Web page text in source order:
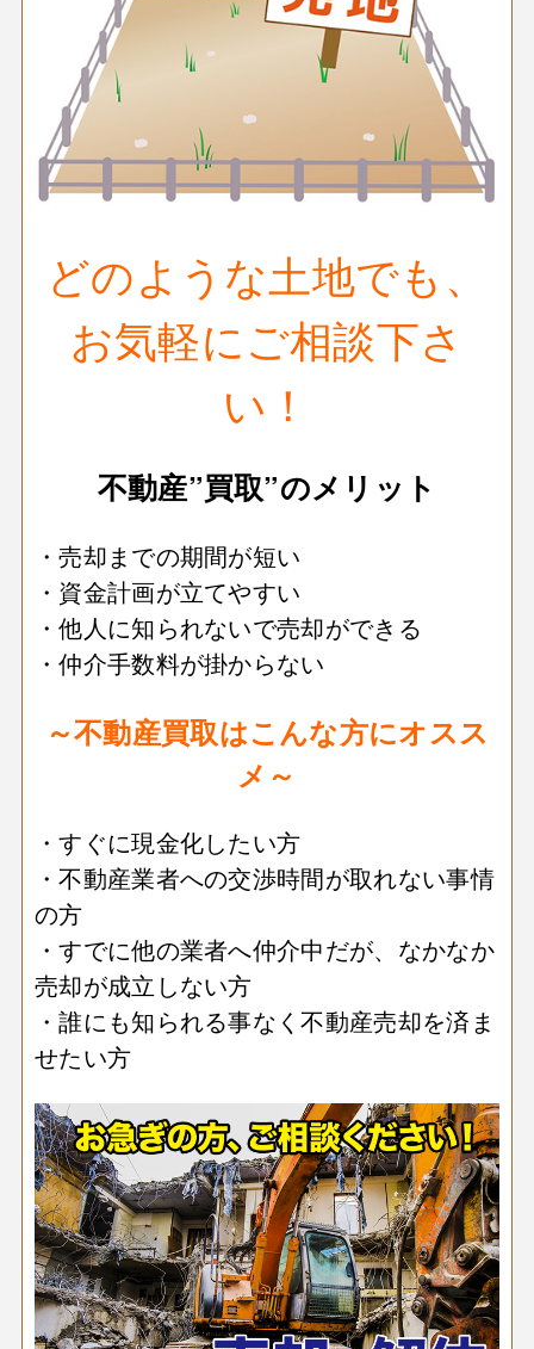
どのような土地でも、
お気軽にご相談下さ
い！
不動産”買取”のメリット
・売却までの期間が短い
・資金計画が立てやすい
・他人に知られないで売却ができる
・仲介手数料が掛からない
～不動産買取はこんな方にオスス
メ～
・すぐに現金化したい方
・不動産業者への交渉時間が取れない事情
の方
・すでに他の業者へ仲介中だが、なかなか
売却が成立しない方
・誰にも知られる事なく不動産売却を済ま
せたい方